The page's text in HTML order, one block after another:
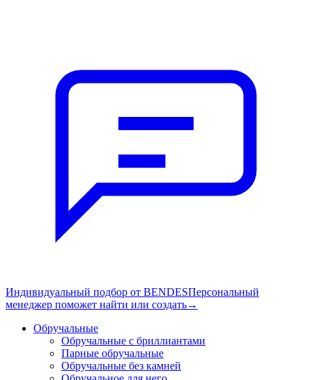
Индивидуальный подбор от BENDESПерсональный
менеджер поможет найти или создать→
Обручальные
Обручальные с бриллиантами
Парные обручальные
Обручальные без камней